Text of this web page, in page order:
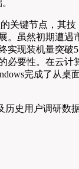
的关键节点，其技
。虽然初期遭遇
实现装机量突破5
必要性。在云计
完成了从桌
历史用户调研数